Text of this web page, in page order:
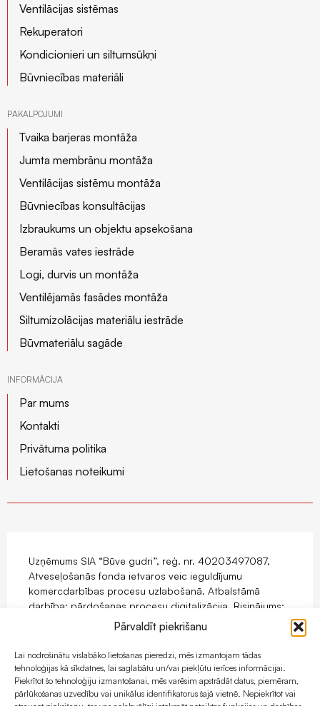
Pārvaldīt piekrišanu
Lai nodrošinātu vislabāko lietošanas pieredzi, mēs izmantojam tādas
tehnoloģijas kā sīkdatnes, lai saglabātu un/vai piekļūtu ierīces informācijai.
Piekrītot šo tehnoloģiju izmantošanai, mēs varēsim apstrādāt datus, piemēram,
pārlūkošanas uzvedību vai unikālus identifikatorus šajā vietnē. Nepiekrītot vai
Ventilācijas sistēmas
Rekuperatori
Kondicionieri un siltumsūkņi
Būvniecības materiāli
PAKALPOJUMI
Tvaika barjeras montāža
Jumta membrānu montāža
Ventilācijas sistēmu montāža
Būvniecības konsultācijas
Izbraukums un objektu apsekošana
Beramās vates iestrāde
Logi, durvis un montāža
Ventilējamās fasādes montāža
Siltumizolācijas materiālu iestrāde
Būvmateriālu sagāde
INFORMĀCIJA
Par mums
Kontakti
Privātuma politika
Lietošanas noteikumi
Uzņēmums SIA “Būve gudri”, reģ. nr. 40203497087,
Atveseļošanās fonda ietvaros veic ieguldījumu
komercdarbības procesu uzlabošanā. Atbalstāmā
darbība: pārdošanas procesu digitalizācija. Risinājums:
mājaslapas ar e-komercijas funkcionalitāti izstrāde.
Projekts tiek īstenots ar Eiropas Savienības
Atveseļošanas fonda atbalstu.